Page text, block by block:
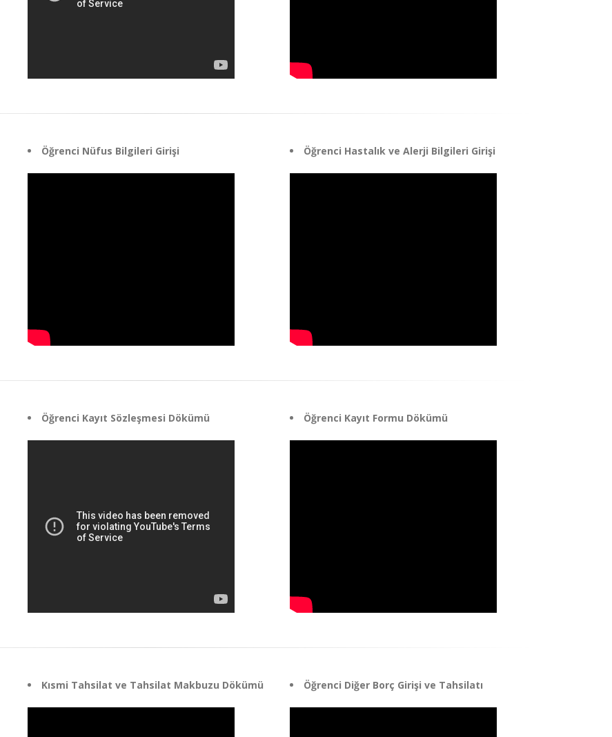
Öğrenci Nüfus Bilgileri Girişi Öğrenci Hastalık ve Alerji Bilgileri Girişi
Öğrenci Kayıt Sözleşmesi Dökümü Öğrenci Kayıt Formu Dökümü
Kısmi Tahsilat ve Tahsilat Makbuzu Dökümü Öğrenci Diğer Borç Girişi ve Tahsilatı